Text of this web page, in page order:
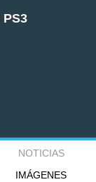
PS3
NOTICIAS
IMÁGENES